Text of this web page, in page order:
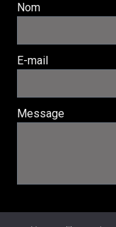
Nom
E-mail
Message